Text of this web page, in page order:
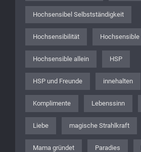
Hochsensibel Selbstständigkeit
Hochsensibilität Hochsensible
Hochsensible allein HSP
HSP und Freunde innehalten
Komplimente Lebenssinn
Liebe magische Strahlkraft
Mama gründet Paradies